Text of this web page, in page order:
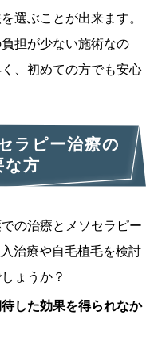
選ぶことが出来ます。
担が少ない施術なの
、初めての方でも安心
ラピー治療の
な方
の治療とメソセラピー
治療や自毛植毛を検討
ょうか？
した効果を得られなか